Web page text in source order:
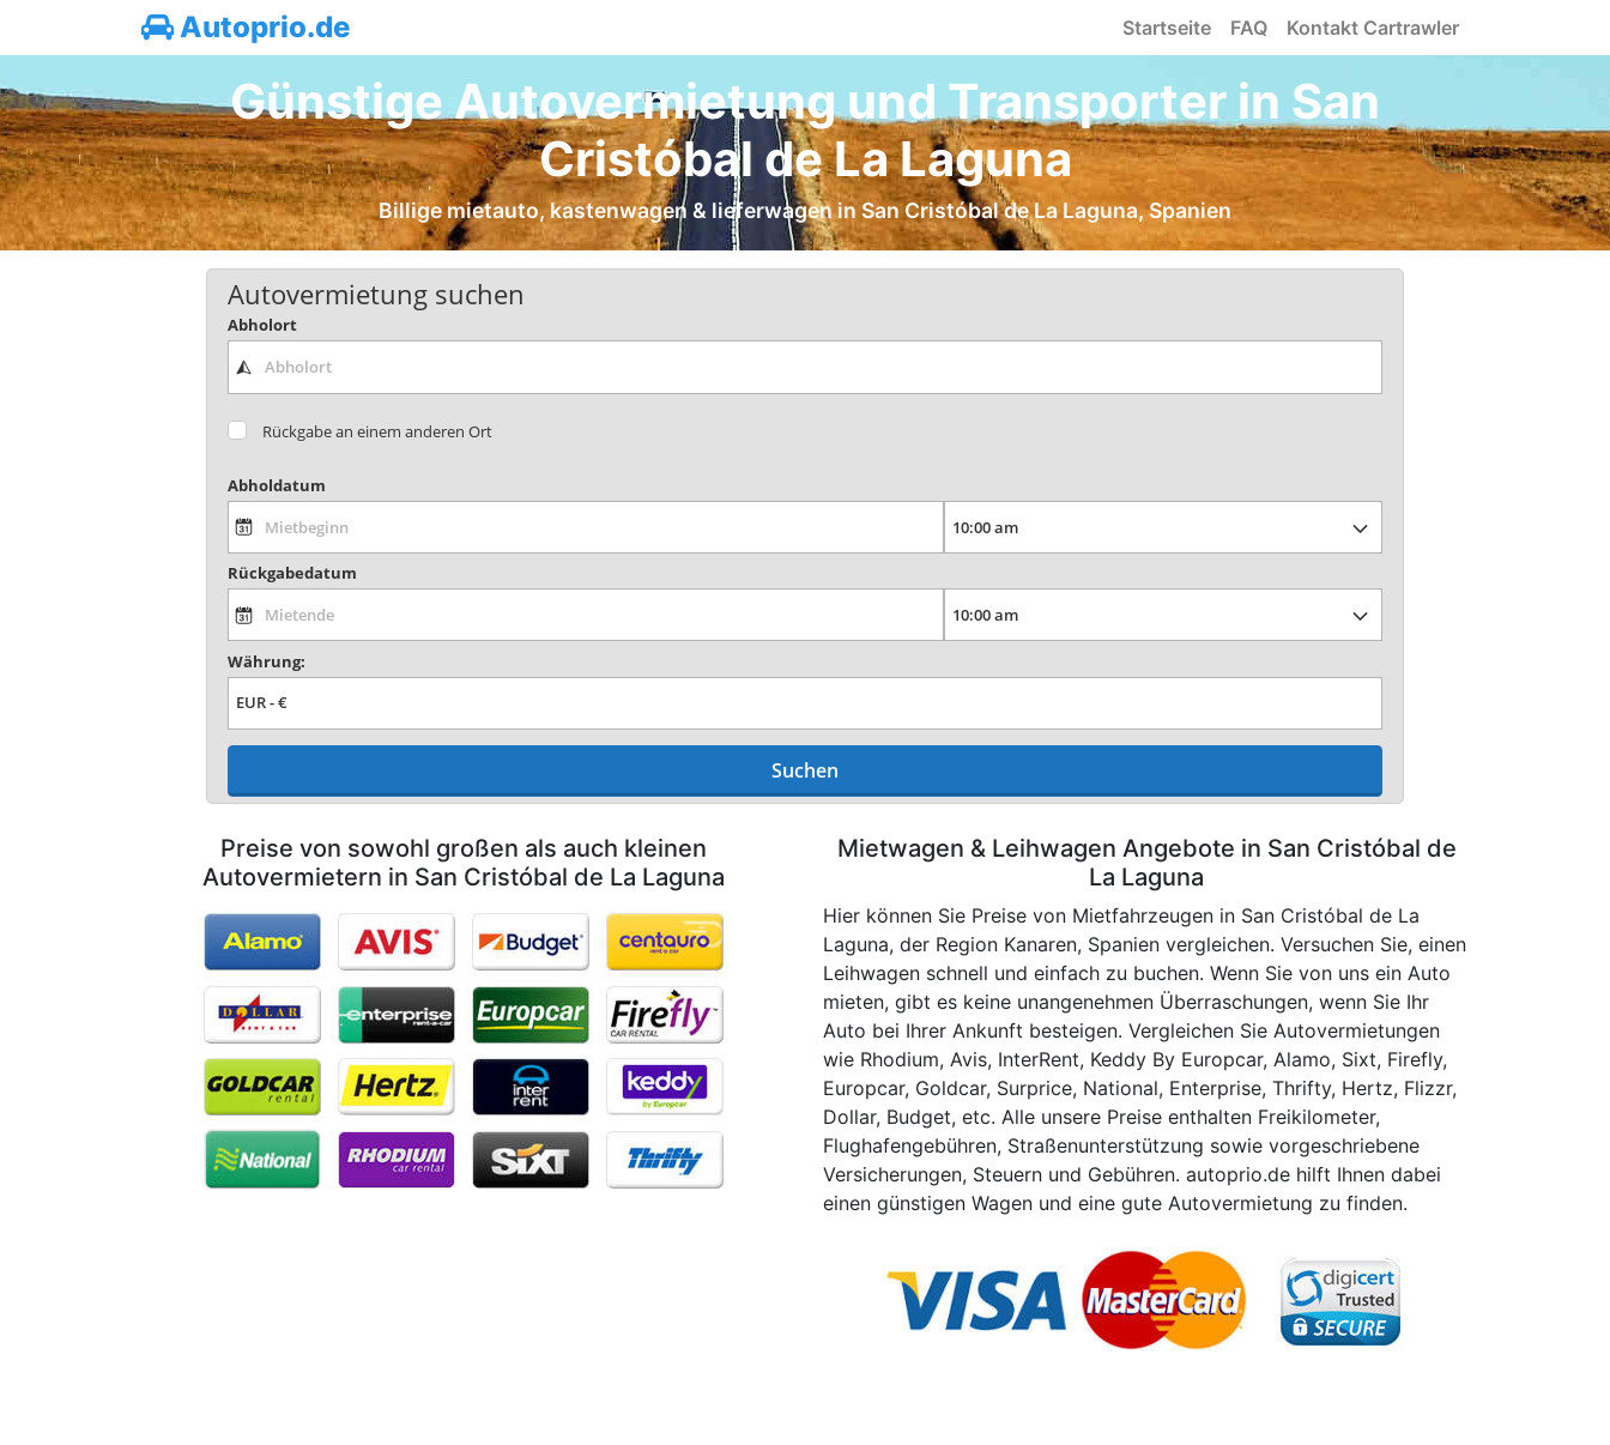
Autoprio.de Startseite FAQ Kontakt Cartrawler
Günstige Autovermietung und Transporter in San
Cristóbal de La Laguna
Billige mietauto, kastenwagen & lieferwagen in San Cristóbal de La Laguna, Spanien
Autovermietung suchen
Abholort
Rückgabe an einem anderen Ort
Abholdatum
Rückgabedatum
Währung:
Suchen
Preise von sowohl großen als auch kleinen
Autovermietern in San Cristóbal de La Laguna
Mietwagen & Leihwagen Angebote in San Cristóbal de
La Laguna
Hier können Sie Preise von Mietfahrzeugen in San Cristóbal de La
Laguna, der Region Kanaren, Spanien vergleichen. Versuchen Sie, einen
Leihwagen schnell und einfach zu buchen. Wenn Sie von uns ein Auto
mieten, gibt es keine unangenehmen Überraschungen, wenn Sie Ihr
Auto bei Ihrer Ankunft besteigen. Vergleichen Sie Autovermietungen
wie Rhodium, Avis, InterRent, Keddy By Europcar, Alamo, Sixt, Firefly,
Europcar, Goldcar, Surprice, National, Enterprise, Thrifty, Hertz, Flizzr,
Dollar, Budget, etc. Alle unsere Preise enthalten Freikilometer,
Flughafengebühren, Straßenunterstützung sowie vorgeschriebene
Versicherungen, Steuern und Gebühren. autoprio.de hilft Ihnen dabei
einen günstigen Wagen und eine gute Autovermietung zu finden.